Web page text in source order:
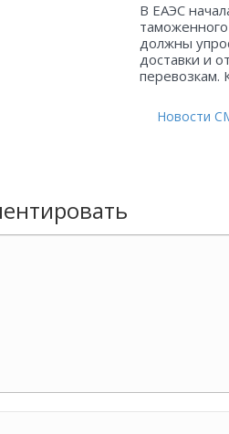
В ЕАЭС
должны
доставки и
перевозкам.
Новости